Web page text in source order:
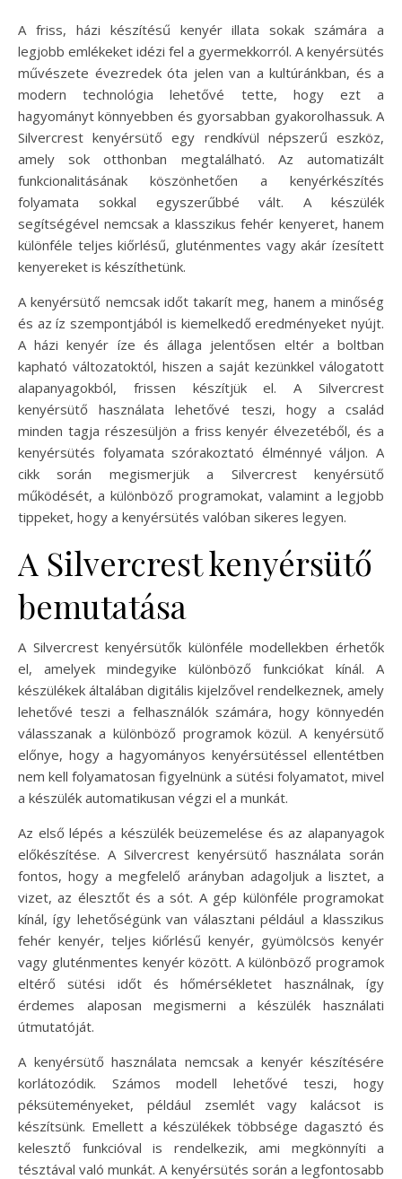
A friss, házi készítésű kenyér illata sokak számára a
legjobb emlékeket idézi fel a gyermekkorról. A kenyérsütés
művészete évezredek óta jelen van a kultúránkban, és a
modern technológia lehetővé tette, hogy ezt a
hagyományt könnyebben és gyorsabban gyakorolhassuk. A
Silvercrest kenyérsütő egy rendkívül népszerű eszköz,
amely sok otthonban megtalálható. Az automatizált
funkcionalitásának köszönhetően a kenyérkészítés
folyamata sokkal egyszerűbbé vált. A készülék
segítségével nemcsak a klasszikus fehér kenyeret, hanem
különféle teljes kiőrlésű, gluténmentes vagy akár ízesített
kenyereket is készíthetünk.
A kenyérsütő nemcsak időt takarít meg, hanem a minőség
és az íz szempontjából is kiemelkedő eredményeket nyújt.
A házi kenyér íze és állaga jelentősen eltér a boltban
kapható változatoktól, hiszen a saját kezünkkel válogatott
alapanyagokból, frissen készítjük el. A Silvercrest
kenyérsütő használata lehetővé teszi, hogy a család
minden tagja részesüljön a friss kenyér élvezetéből, és a
kenyérsütés folyamata szórakoztató élménnyé váljon. A
cikk során megismerjük a Silvercrest kenyérsütő
működését, a különböző programokat, valamint a legjobb
tippeket, hogy a kenyérsütés valóban sikeres legyen.
A Silvercrest kenyérsütő
bemutatása
A Silvercrest kenyérsütők különféle modellekben érhetők
el, amelyek mindegyike különböző funkciókat kínál. A
készülékek általában digitális kijelzővel rendelkeznek, amely
lehetővé teszi a felhasználók számára, hogy könnyedén
válasszanak a különböző programok közül. A kenyérsütő
előnye, hogy a hagyományos kenyérsütéssel ellentétben
nem kell folyamatosan figyelnünk a sütési folyamatot, mivel
a készülék automatikusan végzi el a munkát.
Az első lépés a készülék beüzemelése és az alapanyagok
előkészítése. A Silvercrest kenyérsütő használata során
fontos, hogy a megfelelő arányban adagoljuk a lisztet, a
vizet, az élesztőt és a sót. A gép különféle programokat
kínál, így lehetőségünk van választani például a klasszikus
fehér kenyér, teljes kiőrlésű kenyér, gyümölcsös kenyér
vagy gluténmentes kenyér között. A különböző programok
eltérő sütési időt és hőmérsékletet használnak, így
érdemes alaposan megismerni a készülék használati
útmutatóját.
A kenyérsütő használata nemcsak a kenyér készítésére
korlátozódik. Számos modell lehetővé teszi, hogy
péksüteményeket, például zsemlét vagy kalácsot is
készítsünk. Emellett a készülékek többsége dagasztó és
kelesztő funkcióval is rendelkezik, ami megkönnyíti a
tésztával való munkát. A kenyérsütés során a legfontosabb